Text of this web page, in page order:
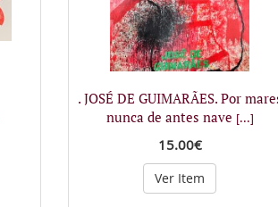
. JOSÉ DE GUIMARÃES. Por
nunca de antes nave [...]
15.00€
Ver Item